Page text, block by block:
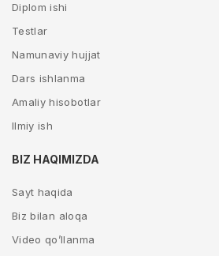
Diplom ishi
Testlar
Namunaviy hujjat
Dars ishlanma
Amaliy hisobotlar
Ilmiy ish
BIZ HAQIMIZDA
Sayt haqida
Biz bilan aloqa
Video qo’llanma